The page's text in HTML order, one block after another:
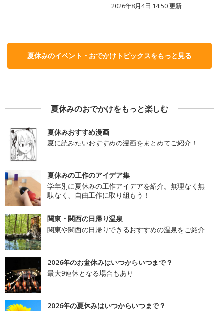
2026年8月4日 14:50更新
夏休みのイベント・おでかけトピックスをもっと見る
夏休みのおでかけをもっと楽しむ
夏休みおすすめ漫画
夏に読みたいおすすめの漫画をまとめてご紹介！
夏休みの工作のアイデア集
学年別に夏休みの工作アイデアを紹介。無理なく無
駄なく、自由工作に取り組もう！
関東・関西の日帰り温泉
関東や関西の日帰りできるおすすめの温泉をご紹介
2026年のお盆休みはいつからいつまで？
最大9連休となる場合もあり
2026年の夏休みはいつからいつまで？